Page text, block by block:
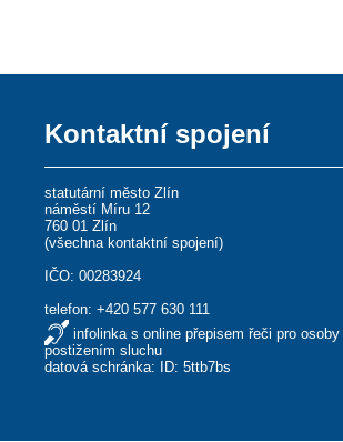
Kontaktní spojení
statutární město Zlín
náměstí Míru 12
760 01 Zlín
(všechna kontaktní spojení)
IČO: 00283924
telefon:+420 577 630 111
infolinka s online přepisem řeči pro osoby
postižením sluchu
datová schránka: ID: 5ttb7bs